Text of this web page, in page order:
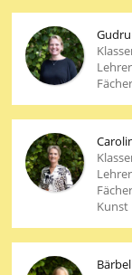
Kunst